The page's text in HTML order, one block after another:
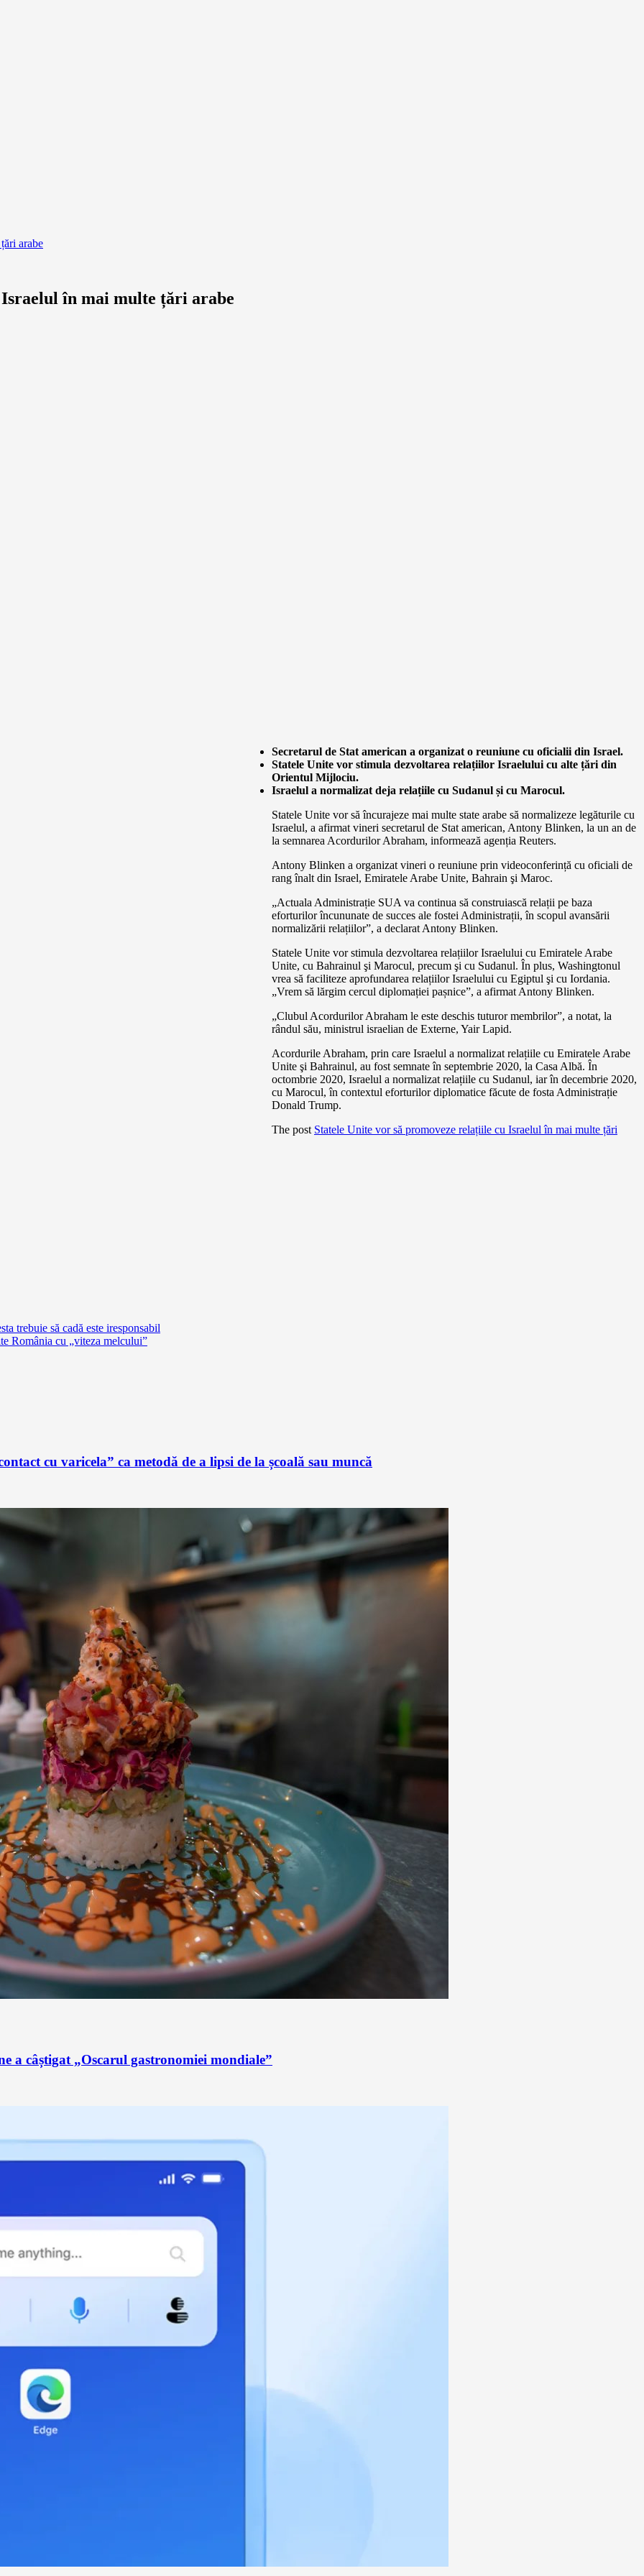
arabe
în mai multe țări arabe
Secretarul de Stat american a organizat o reuniune cu oficialii din Israel.
Statele Unite vor stimula dezvoltarea relațiilor Israelului cu alte țări din
Orientul Mijlociu.
Israelul a normalizat deja relațiile cu Sudanul și cu Marocul.
Statele Unite vor să încurajeze mai multe state arabe să normalizeze legăturile cu
Israelul, a afirmat vineri secretarul de Stat american, Antony Blinken, la un an de
la semnarea Acordurilor Abraham, informează agenția Reuters.
Antony Blinken a organizat vineri o reuniune prin videoconferință cu oficiali de
rang înalt din Israel, Emiratele Arabe Unite, Bahrain şi Maroc.
„Actuala Administrație SUA va continua să construiască relații pe baza
eforturilor încununate de succes ale fostei Administrații, în scopul avansării
normalizării relațiilor”, a declarat Antony Blinken.
Statele Unite vor stimula dezvoltarea relațiilor Israelului cu Emiratele Arabe
Unite, cu Bahrainul şi Marocul, precum şi cu Sudanul. În plus, Washingtonul
vrea să faciliteze aprofundarea relațiilor Israelului cu Egiptul şi cu Iordania.
„Vrem să lărgim cercul diplomației pașnice”, a afirmat Antony Blinken.
„Clubul Acordurilor Abraham le este deschis tuturor membrilor”, a notat, la
rândul său, ministrul israelian de Externe, Yair Lapid.
Acordurile Abraham, prin care Israelul a normalizat relațiile cu Emiratele Arabe
Unite şi Bahrainul, au fost semnate în septembrie 2020, la Casa Albă. În
octombrie 2020, Israelul a normalizat relațiile cu Sudanul, iar în decembrie 2020,
cu Marocul, în contextul eforturilor diplomatice făcute de fosta Administrație
Donald Trump.
The post Statele Unite vor să promoveze relațiile cu Israelul în mai multe țări
trebuie să cadă este iresponsabil
România cu „viteza melcului”
cu varicela” ca metodă de a lipsi de la școală sau muncă
a câștigat „Oscarul gastronomiei mondiale”